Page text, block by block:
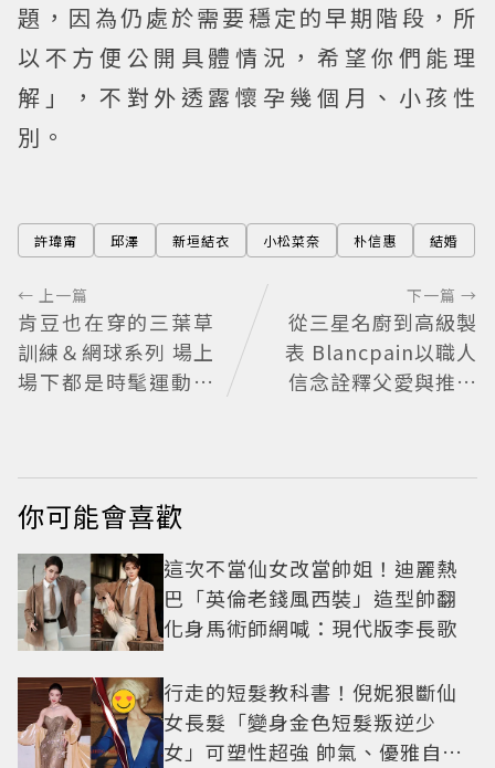
題，因為仍處於需要穩定的早期階段，所
以不方便公開具體情況，希望你們能理
解」，不對外透露懷孕幾個月、小孩性
別。
許瑋甯 邱澤 新垣結衣 小松菜奈 朴信惠 結婚
← 上一篇
肯豆也在穿的三葉草
訓練＆網球系列 場上
場下都是時髦運動女
下一篇 →
從三星名廚到高級製
表 Blancpain以職人
信念詮釋父愛與推薦
你可能會喜歡
這次不當仙女改當帥姐！迪麗熱
巴「英倫老錢風西裝」造型帥翻
化身馬術師網喊：現代版李長歌
行走的短髮教科書！倪妮狠斷仙
女長髮「變身金色短髮叛逆少
女」可塑性超強 帥氣、優雅自由